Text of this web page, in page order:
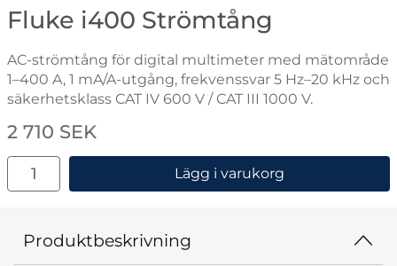
Gå till varumärkessidan för Fluke
Fluke i400 Strömtång
AC-strömtång för digital multimeter med mätområde
1–400 A, 1 mA/A-utgång, frekvenssvar 5 Hz–20 kHz och
säkerhetsklass CAT IV 600 V / CAT III 1000 V.
Handla denna produkt Fluke i400 Strömtång
pris
2 710 SEK
antal
Lägg i varukorg
Produktbeskrivning